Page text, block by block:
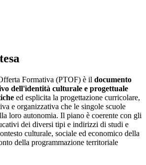
Formativa (PTOF) è il documento
dell'identità culturale e progettuale
ed esplicita la progettazione curricolare,
e organizzativa che le singole scuole
loro autonomia. Il piano è coerente con gli
dei diversi tipi e indirizzi di studi e
culturale, sociale ed economico della
della programmazione territoriale